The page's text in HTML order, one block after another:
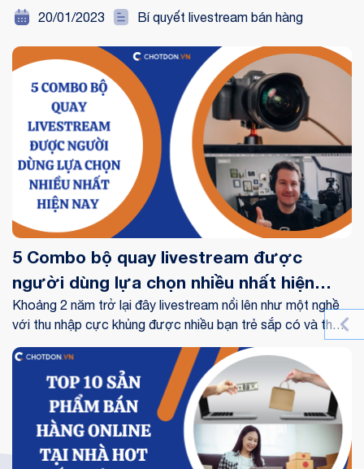
trợ. Bạn cũng muốn vừa livestream vừa chạy truyền bá
video của mình để tiếp cận được nhiều người xem hơn và
bán được phổ biến hàng hơn?Tuy nhiên, bạn chưa biết
hướng dẫn chạy quảng cáo livestream như thế nào. Vậy
hãy dành chút thời gian “bỏ túi” ngay những cách hiệu quả
được Chốt đơn chia sẻ ngay dưới đây nhé.
20/01/2023 Bí quyết livestream bán hàng
5 Combo bộ quay livestream được
người dùng lựa chọn nhiều nhất hiện
nay
Khoảng 2 năm trở lại đây livestream nổi lên như một nghề
với thu nhập cực khủng được nhiều bạn trẻ sắp có và thử
nhiều hiện nay thì smartphone được nhiều người sử dụng
khiến cho bộ quay livestream chính để ghi hình dùng cho
cho công việc hàng ngày. Nếu bạn đang muốn trở thành
một nhà bán hàng livestream thì bạn có thể tham khảo
những combo phụ kiện hỗ trợ cho livestream với chi phí vô
cùng hấp dẫn mà Chốt đơn giới thiệu trong bài viết này.